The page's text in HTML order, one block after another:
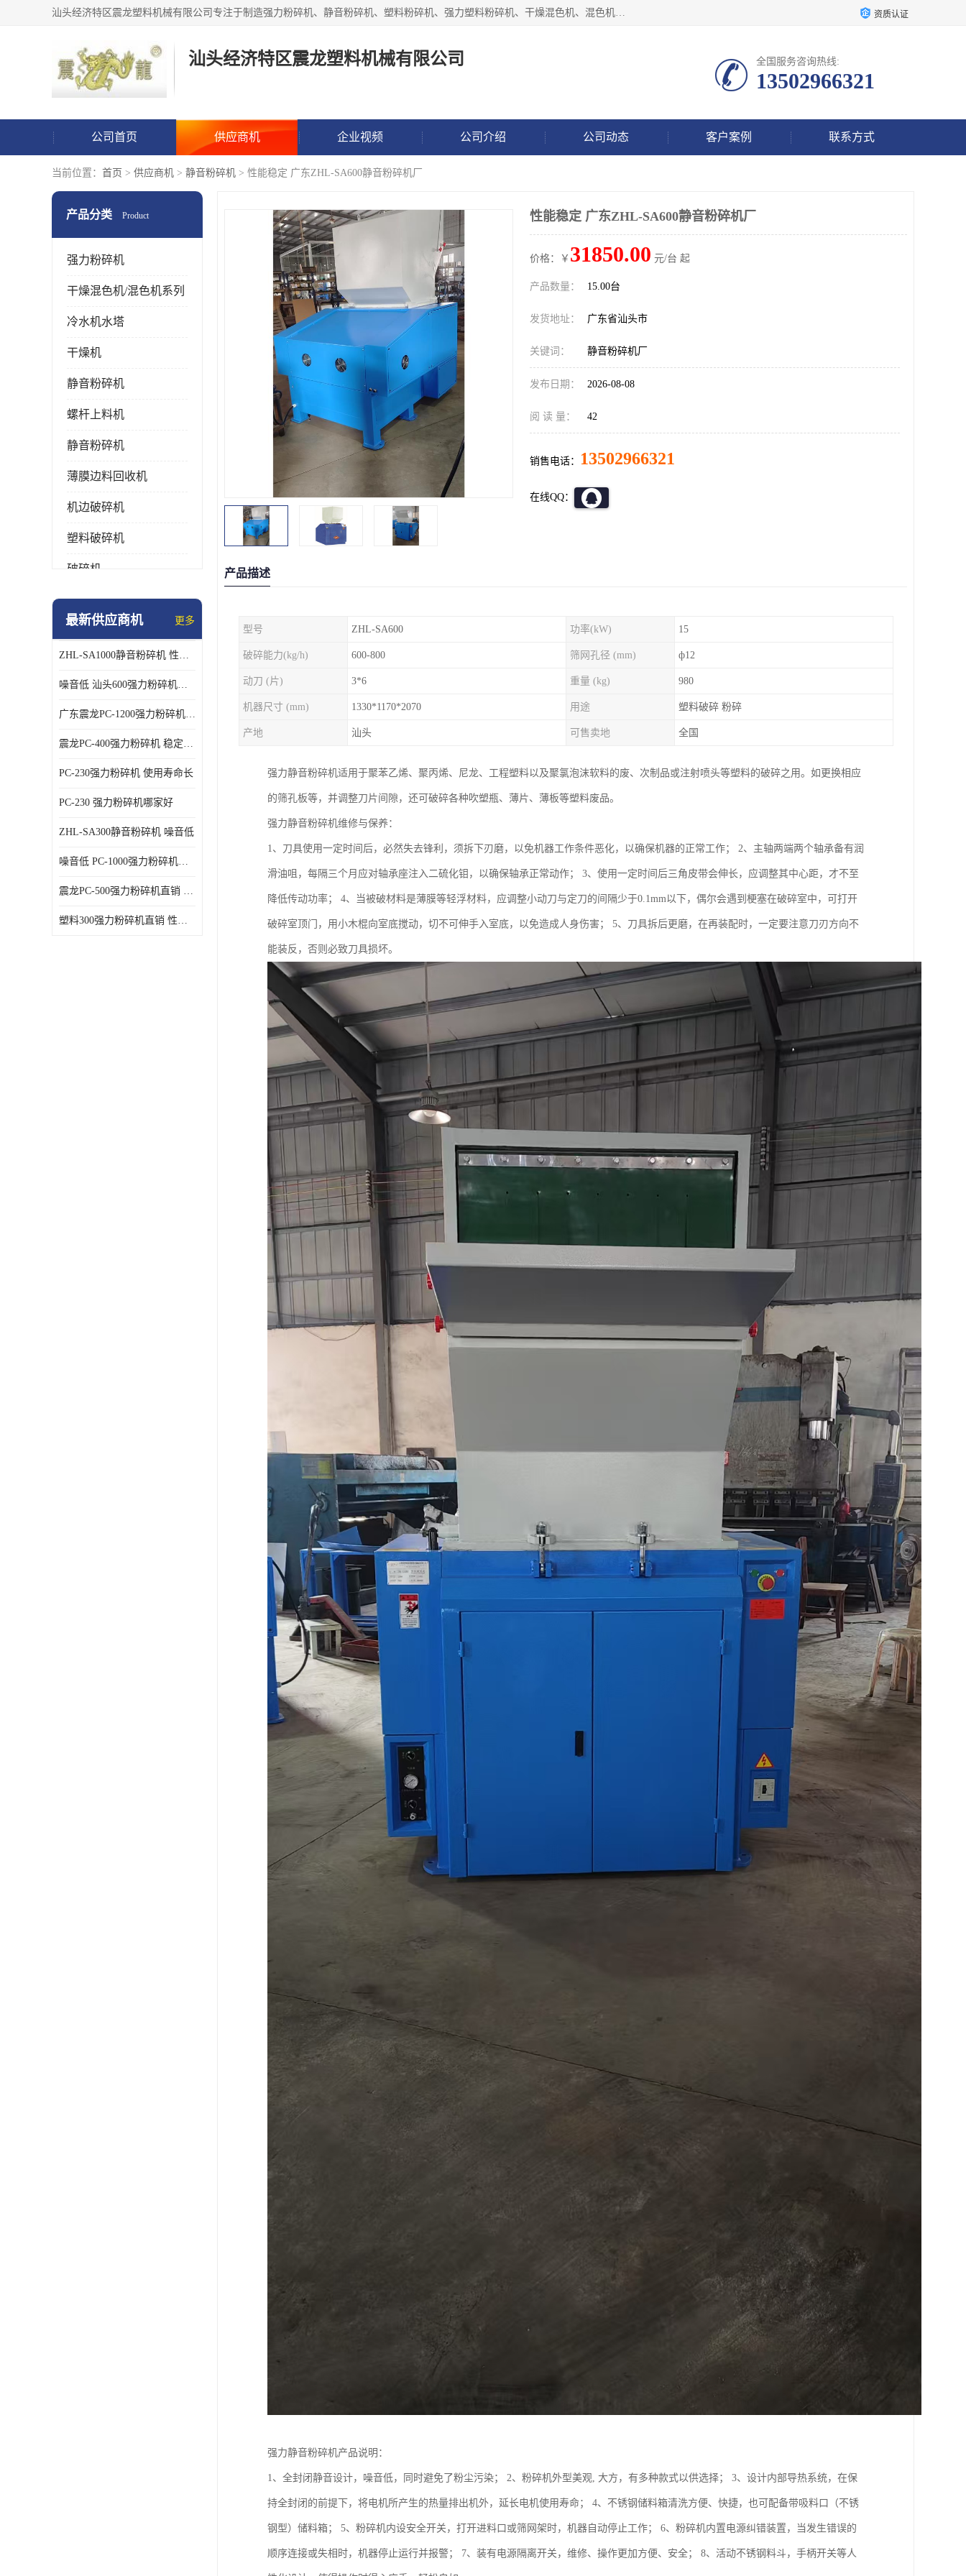
汕头经济特区震龙塑料机械有限公司专注于制造强力粉碎机、静音粉碎机、塑料粉碎机、强力塑料粉碎机、干燥混色机、混色机、冷水机、上料机等塑料辅助机械。 资质认证
汕头经济特区震龙塑料机械有限公司 全国服务咨询热线:
13502966321
公司首页 供应商机 企业视频 公司介绍 公司动态 客户案例 联系方式
当前位置： 首页 > 供应商机 > 静音粉碎机 > 性能稳定 广东ZHL-SA600静音粉碎机厂
产品分类 Product
强力粉碎机
干燥混色机/混色机系列
冷水机水塔
干燥机
静音粉碎机
螺杆上料机
静音粉碎机
薄膜边料回收机
机边破碎机
塑料破碎机
破碎机
强力粉碎机
最新供应商机 更多
ZHL-SA1000静音粉碎机 性能稳定
噪音低 汕头600强力粉碎机直供
广东震龙PC-1200强力粉碎机 物超所值
震龙PC-400强力粉碎机 稳定性好
PC-230强力粉碎机 使用寿命长
PC-230 强力粉碎机哪家好
ZHL-SA300静音粉碎机 噪音低
噪音低 PC-1000强力粉碎机直供
震龙PC-500强力粉碎机直销 性价比高
塑料300强力粉碎机直销 性价比高
性能稳定 广东ZHL-SA600静音粉碎机厂
价格：￥ 31850.00 元/台 起
产品数量： 15.00台
发货地址： 广东省汕头市
关键词： 静音粉碎机厂
发布日期： 2026-08-08
阅 读 量： 42
销售电话： 13502966321
在线QQ：
产品描述
型号 ZHL-SA600 功率(kW) 15
破碎能力(kg/h) 600-800 筛网孔径 (mm) ф12
动刀 (片) 3*6 重量 (kg) 980
机器尺寸 (mm) 1330*1170*2070 用途 塑料破碎 粉碎
产地 汕头 可售卖地 全国
强力静音粉碎机适用于聚苯乙烯、聚丙烯、尼龙、工程塑料以及聚氯泡沫软料的废、次制品或注射喷头等塑料的破碎之用。如更换相应
的筛孔板等，并调整刀片间隙，还可破碎各种吹塑瓶、薄片、薄板等塑料废品。
强力静音粉碎机维修与保养：
1、刀具使用一定时间后，必然失去锋利，须拆下刃磨，以免机器工作条件恶化，以确保机器的正常工作； 2、主轴两端两个轴承备有润
滑油咀，每隔三个月应对轴承座注入二硫化钼，以确保轴承正常动作； 3、使用一定时间后三角皮带会伸长，应调整其中心距，才不至
降低传动功率； 4、当被破材料是薄膜等轻浮材料，应调整小动刀与定刀的间隔少于0.1mm以下，偶尔会遇到梗塞在破碎室中，可打开
破碎室顶门，用小木棍向室底搅动，切不可伸手入室底，以免造成人身伤害； 5、刀具拆后更磨，在再装配时，一定要注意刀刃方向不
能装反，否则必致刀具损坏。
强力静音粉碎机产品说明：
1、全封闭静音设计，噪音低，同时避免了粉尘污染； 2、粉碎机外型美观, 大方，有多种款式以供选择； 3、设计内部导热系统，在保
持全封闭的前提下，将电机所产生的热量排出机外，延长电机使用寿命； 4、不锈钢储料箱清洗方便、快捷，也可配备带吸料口（不锈
钢型）储料箱； 5、粉碎机内设安全开关，打开进料口或筛网架时，机器自动停止工作； 6、粉碎机内置电源纠错装置，当发生错误的
顺序连接或失相时，机器停止运行并报警； 7、装有电源隔离开关，维修、操作更加方便、安全； 8、活动不锈钢料斗，手柄开关等人